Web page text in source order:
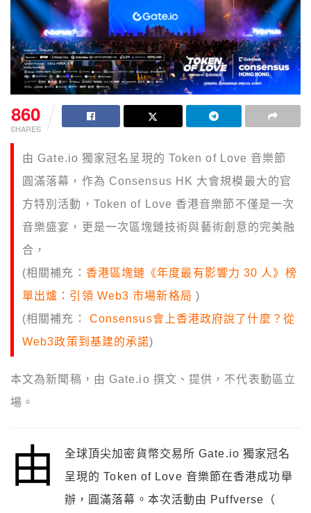
860
SHARES
由 Gate.io 獨家冠名呈現的 Token of Love 音樂節
圓滿落幕，作為 Consensus HK 大會規模最大的官
方特別活動， Token of Love 香港音樂節不僅是一次
音樂盛宴，更是一次區塊鏈技術與藝術創意的完美融
合，
(相關補充： 香港區塊鏈《年度最有影響力 30 人》榜
單出爐：引領 Web3 市場新格局 )
(相關補充： Consensus會上香港政府說了什麼？從
Web3政策到基建的承諾)
本文為新聞稿，由 Gate.io 撰文、提供 ，不代表動區立
場。
由
全球頂尖加密貨幣交易所 Gate.io 獨家冠名
呈現的 Token of Love 音樂節在香港成功舉
辦，圓滿落幕。本次活動由 Puffverse（